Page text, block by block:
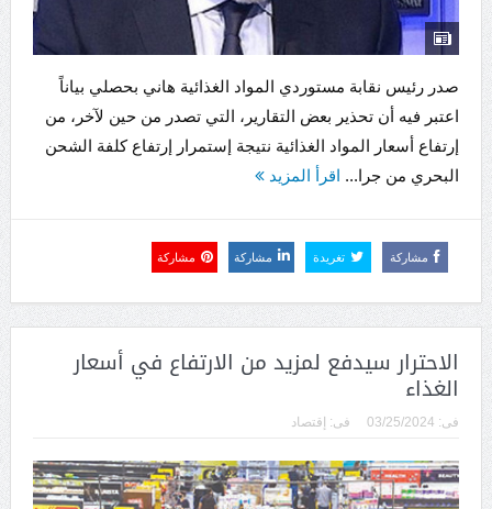
صدر رئيس نقابة مستوردي المواد الغذائية هاني بحصلي بياناً
اعتبر فيه أن تحذير بعض التقارير، التي تصدر من حين لآخر، من
إرتفاع أسعار المواد الغذائية نتيجة إستمرار إرتفاع كلفة الشحن
البحري من جرا... اقرأ المزيد
مشاركة تغريدة مشاركة مشاركة
الاحترار سيدفع لمزيد من الارتفاع في أسعار
الغذاء
فى: 03/25/2024 فى: إقتصاد